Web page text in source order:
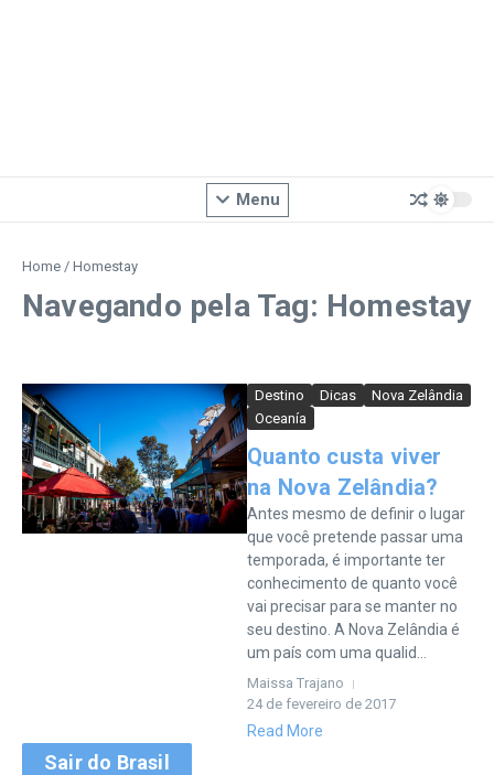
Menu
Home / Homestay
Navegando pela Tag: Homestay
Destino Dicas
Nova Zelândia
Oceanía
Quanto custa viver
na Nova Zelândia?
Antes mesmo de definir o lugar
que você pretende passar uma
temporada, é importante ter
conhecimento de quanto você
vai precisar para se manter no
seu destino. A Nova Zelândia é
um país com uma qualid...
Maissa Trajano
24 de fevereiro de 2017
Read More
Sair do Brasil